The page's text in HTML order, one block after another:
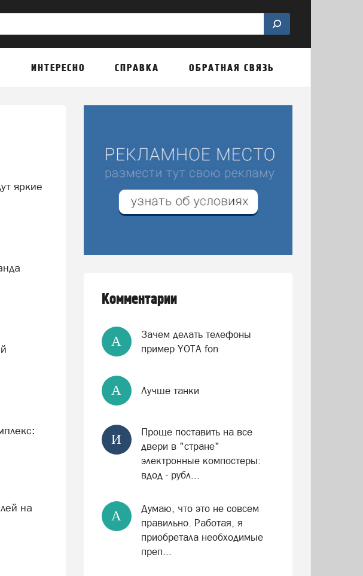
ИНТЕРЕСНО СПРАВКА ОБРАТНАЯ СВЯЗЬ
Комментарии
А
Зачем делать телефоны
пример YOTA fon
А Лучше танки
И
Проще поставить на все
двери в "стране"
электронные компостеры:
вдод - рубл...
А
Думаю, что это не совсем
правильно. Работая, я
приобретала необходимые
преп...